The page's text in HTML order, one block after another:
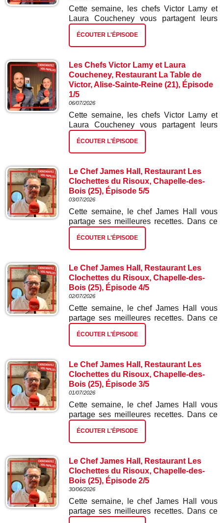
Cette semaine, les chefs Victor Lamy et
Laura Coucheney vous partagent leurs
meilleures recettes. Dans ce deuxième
épisode : chorizo mini betterave.
ÉCOUTER L'ÉPISODE
Les Chefs Victor Lamy et Laura
Coucheney, Restaurant La Table de
Victor, Alise-Sainte-Reine (21), Épisode
1/5
06/07/2026
Cette semaine, les chefs Victor Lamy et
Laura Coucheney vous partagent leurs
meilleures recettes. Dans ce premier
épisode : tartelette ad hoc et radis.
ÉCOUTER L'ÉPISODE
Le Chef James Hall, Restaurant Les
Clochettes du Risoux, Chapelle-des-
Bois (25), Épisode 5/5
03/07/2026
Cette semaine, le chef James Hall vous
partage ses meilleures recettes. Dans ce
cinquième et dernier épisode : gâteau
glacé myrtilles citron.
ÉCOUTER L'ÉPISODE
Le Chef James Hall, Restaurant Les
Clochettes du Risoux, Chapelle-des-
Bois (25), Épisode 4/5
02/07/2026
Cette semaine, le chef James Hall vous
partage ses meilleures recettes. Dans ce
quatrième épisode : gnocchis ail des ours
et épinards.
ÉCOUTER L'ÉPISODE
Le Chef James Hall, Restaurant Les
Clochettes du Risoux, Chapelle-des-
Bois (25), Épisode 3/5
01/07/2026
Cette semaine, le chef James Hall vous
partage ses meilleures recettes. Dans ce
troisième épisode : escalope de truite
gravelaxée et risotto aux écrevisses.
ÉCOUTER L'ÉPISODE
Le Chef James Hall, Restaurant Les
Clochettes du Risoux, Chapelle-des-
Bois (25), Épisode 2/5
30/06/2026
Cette semaine, le chef James Hall vous
partage ses meilleures recettes. Dans ce
deuxième épisode : tarte tatin d'oignons